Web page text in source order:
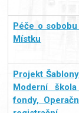
Péče o
Místku
Projekt
Moderní
fondy,